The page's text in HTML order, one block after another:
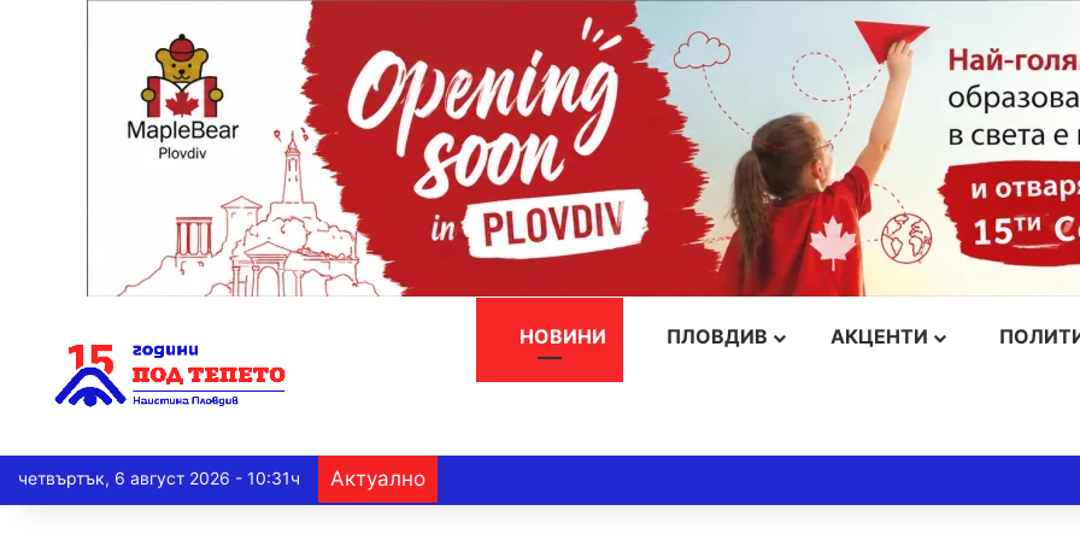
НОВИНИ ПЛОВДИВ АКЦЕНТИ
четвъртък, 6 август 2026 - 10:31ч Актуално